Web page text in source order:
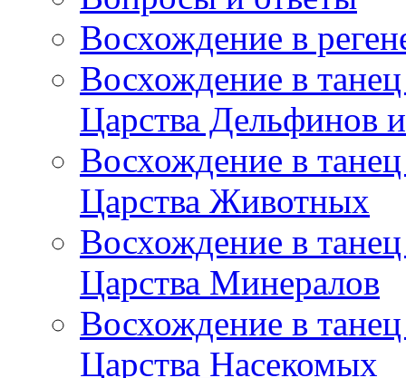
Восхождение в
Восхождение в
Царства Дельфинов
Восхождение в
Царства Животных
Восхождение в
Царства Минералов
Восхождение в
Царства Насекомых